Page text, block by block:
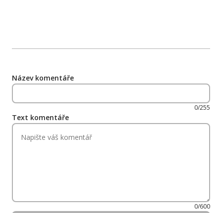
Název komentáře
0/255
Text komentáře
0/600